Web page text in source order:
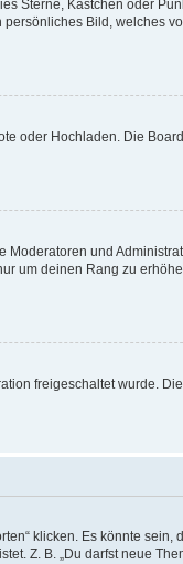
Sterne, Kästchen oder
Bild, welches
oder Hochladen. Die
und
um deinen Rang zu
freigeschaltet wurde.
klicken. Es könnte sein,
Z. B. „Du darfst neue